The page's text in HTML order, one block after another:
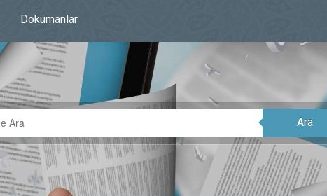
Dokümanlar
Ara